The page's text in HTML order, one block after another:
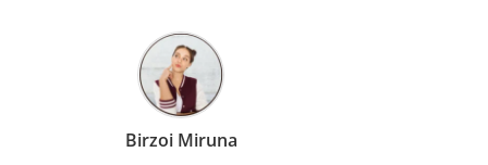
Birzoi Miruna